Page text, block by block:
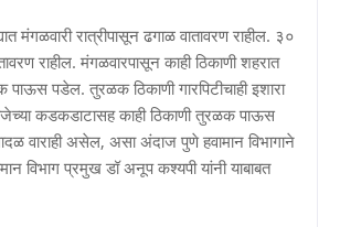
मंगळवारी रात्रीपासून ढगाळ वातावरण राहील. ३०
राहील. मंगळवारपासून काही ठिकाणी शहरात
पडेल. तुरळक ठिकाणी गारपिटीचाही इशारा
कडकडाटासह काही ठिकाणी तुरळक पाऊस
वाराही असेल, असा अंदाज पुणे हवामान विभागाने
विभाग प्रमुख डॉ अनूप कश्यपी यांनी याबाबत